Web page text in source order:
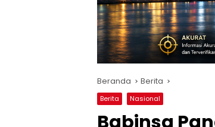
Beranda Berita
Berita Nasional